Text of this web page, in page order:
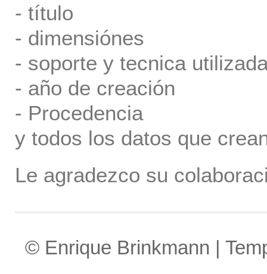
- título
- dimensiónes
- soporte y tecnica
- año de creación
- Procedencia
y todos los datos que
Le agradezco su
© Enrique Brinkmann |